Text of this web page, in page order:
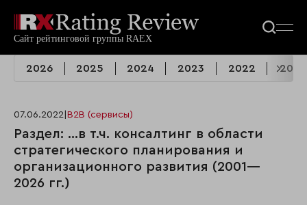
2026 2025 2024 2023 2022 2021
07.06.2022 B2B (сервисы)
Раздел: …в т.ч. консалтинг в области
стратегического планирования и
организационного развития (2001—
2026 гг.)